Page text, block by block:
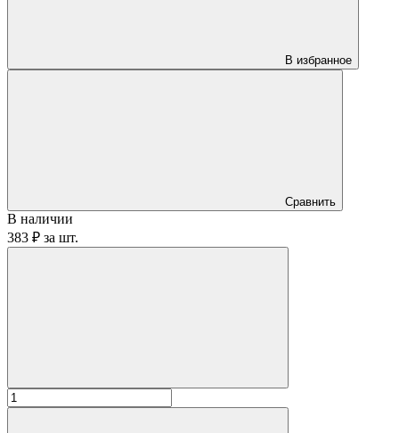
В избранное
Сравнить
В наличии
383 ₽ за шт.